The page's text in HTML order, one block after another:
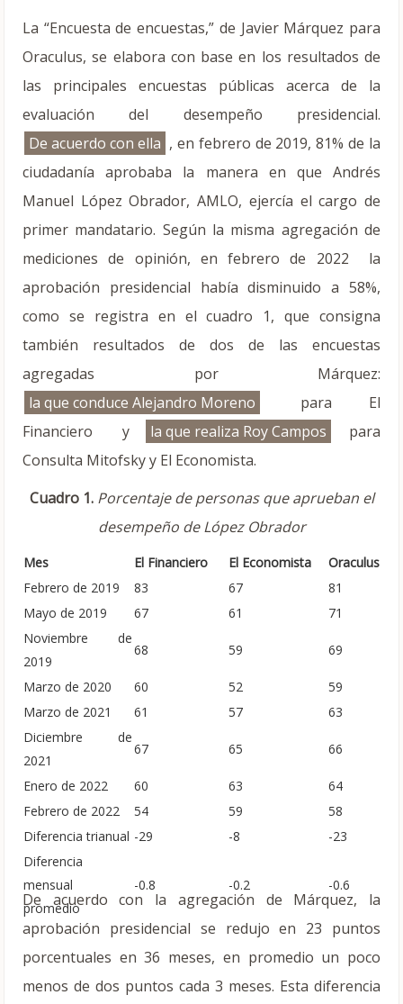
La “Encuesta de encuestas,” de Javier Márquez para
Oraculus, se elabora con base en los resultados de
las principales encuestas públicas acerca de la
evaluación del desempeño presidencial.
De acuerdo con ella , en febrero de 2019, 81% de la
ciudadanía aprobaba la manera en que Andrés
Manuel López Obrador, AMLO, ejercía el cargo de
primer mandatario. Según la misma agregación de
mediciones de opinión, en febrero de 2022 la
aprobación presidencial había disminuido a 58%,
como se registra en el cuadro 1, que consigna
también resultados de dos de las encuestas
agregadas por Márquez:
la que conduce Alejandro Moreno
para El
Financiero y
la que realiza Roy Campos
para
Consulta Mitofsky y El Economista.
Cuadro 1. Porcentaje de personas que aprueban el
desempeño de López Obrador
Mes El Financiero El Economista
Oraculus
Febrero de 2019
83 67
81
Mayo de 2019
67 61
71
Noviembre de
2019
68 59 69
Marzo de 2020 60 52
59
Marzo de 2021
61 57
63
Diciembre de
2021
67 65 66
Enero de 2022 60 63
64
Febrero de 2022
54 59
58
Diferencia trianual -29 -8
-23
Diferencia
mensual
promedio
-0.8 -0.2 -0.6
De acuerdo con la agregación de Márquez, la
aprobación presidencial se redujo en 23 puntos
porcentuales en 36 meses, en promedio un poco
menos de dos puntos cada 3 meses. Esta diferencia